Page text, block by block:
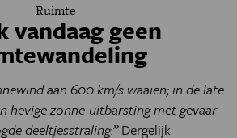
Ruimte
vandaag geen
aan 600 km/s waaien; in de late
hevige zonne-uitbarsting met gevaar
deeltjesstraling.”Dergelijk